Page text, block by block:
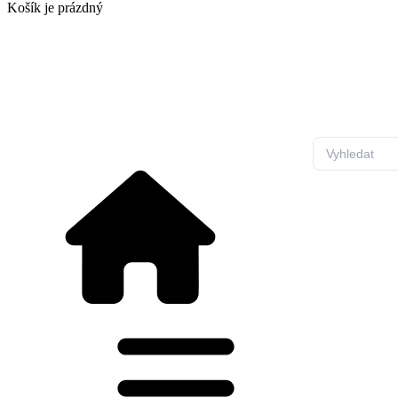
Košík je prázdný